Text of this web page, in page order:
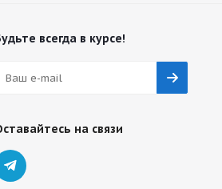
всегда в курсе!
на связи